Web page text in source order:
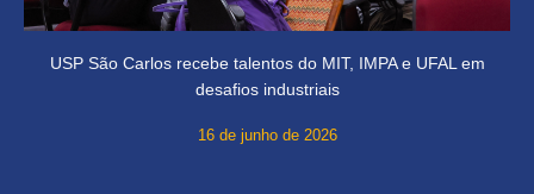
USP São Carlos recebe talentos do MIT, IMPA e UFAL em
desafios industriais
16 de junho de 2026